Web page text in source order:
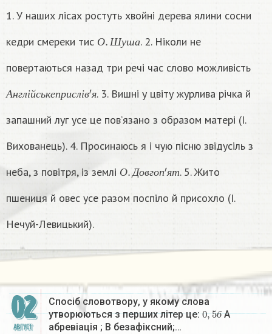
1. У наших лісах ростуть хвойні дерева ялини сосни
кедри смереки тис
О Ш у ша
О Шу
. 2. Ніколи не
повертаються назад три речі час слово можливість
Ан гл і й с ьке п р и сл і в я
А ій л в . 3. Вишні у цвіту журлива річка й
запашний луг усе це пов’язано з образом матері (І.
Вихованець). 4. Просинаюсь я і чую пісню звідусіль з
неба, з повітря, із землі
О Д овг оп ят
О До ′
. 5. Жито
пшениця й овес усе разом поспіло й присохло (І.
Нечуй-Левицький).
02
АВГУСТ
Спосіб словотвору, у якому слова
утворюються з перших літер це:
б
0 5бА
абревіація ; В безафіксний;…